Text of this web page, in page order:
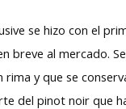
se hizo con el
breve al mercado.
y que se
del pinot noir que